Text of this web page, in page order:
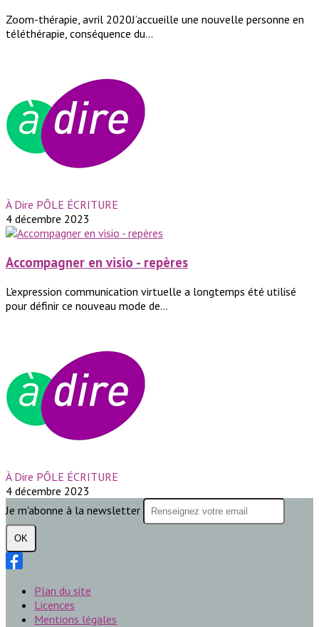
Zoom-thérapie, avril 2020J’accueille une nouvelle personne en
téléthérapie, conséquence du...
À Dire PÔLE ÉCRITURE
4 décembre 2023
Accompagner en visio - repères
L'expression communication virtuelle a longtemps été utilisé
pour définir ce nouveau mode de...
À Dire PÔLE ÉCRITURE
4 décembre 2023
Je m'abonne à la newsletter
OK
Plan du site
Licences
Mentions légales